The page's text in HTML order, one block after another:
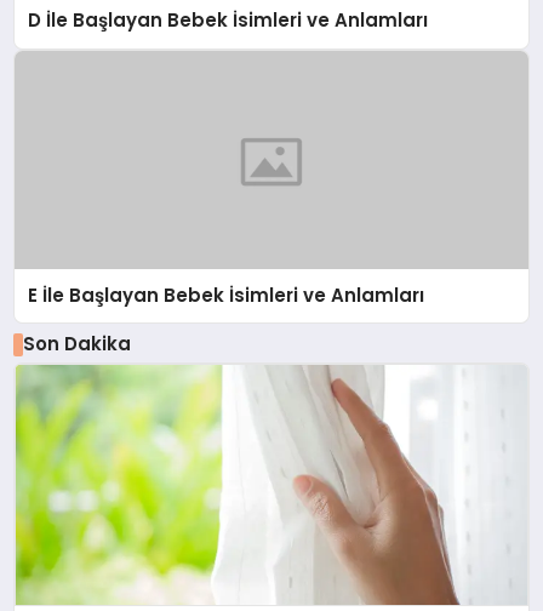
D İle Başlayan Bebek İsimleri ve Anlamları
E İle Başlayan Bebek İsimleri ve Anlamları
Son Dakika